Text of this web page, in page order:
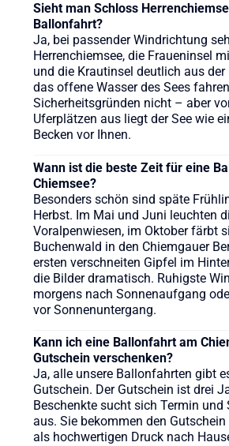
Sieht man Schloss
Ballonfahrt?
Ja, bei passender Windrichtung
Herrenchiemsee, die Fraueninsel
und die Krautinsel deutlich aus
das offene Wasser des Sees
Sicherheitsgründen nicht – aber
Uferplätzen aus liegt der See wie
Becken vor Ihnen.
Wann ist die beste Zeit für eine
Chiemsee?
Besonders schön sind späte
Herbst. Im Mai und Juni leuchten
Voralpenwiesen, im Oktober färbt
Buchenwald in den Chiemgauer
ersten verschneiten Gipfel im
die Bilder dramatisch. Ruhigste
morgens nach Sonnenaufgang
vor Sonnenuntergang.
Kann ich eine Ballonfahrt am
Gutschein verschenken?
Ja, alle unsere Ballonfahrten gibt
Gutschein. Der Gutschein ist drei
Beschenkte sucht sich Termin
aus. Sie bekommen den Gutschein
als hochwertigen Druck nach